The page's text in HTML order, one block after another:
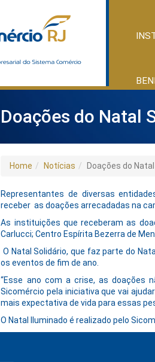
Doações do Natal
Home Notícias Doações do
Representantes de diversas
receber as doações arrecadadas na
As instituições que receberam as
Carlucci; Centro Espírita Bezerra de
O Natal Solidário, que faz parte do
os eventos de fim de ano.
“Esse ano com a crise, as doações
Sicomércio pela iniciativa que vai
mais expectativa de vida para essas
O Natal Iluminado é realizado pelo